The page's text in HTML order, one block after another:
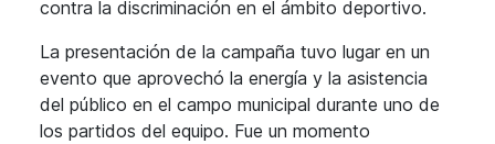
contra la discriminación en el ámbito deportivo.
La presentación de la campaña tuvo lugar en un
evento que aprovechó la energía y la asistencia
del público en el campo municipal durante uno de
los partidos del equipo. Fue un momento